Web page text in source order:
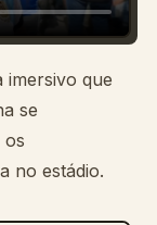
imersivo que
se
os
no estádio.